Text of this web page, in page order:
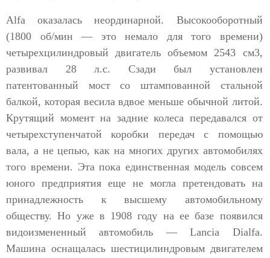
Alfa оказалась неординарной. Высокооборотный
(1800 об/мин — это немало для того времени)
четырехцилиндровый двигатель объемом 2543 см3,
развивал 28 л.с. Сзади был установлен
патентованный мост со штампованной стальной
балкой, которая весила вдвое меньше обычной литой.
Крутящий момент на задние колеса передавался от
четырехступенчатой коробки передач с помощью
вала, а не цепью, как на многих других автомобилях
того времени. Эта пока единственная модель совсем
юного предприятия еще не могла претендовать на
принадлежность к высшему автомобильному
обществу. Но уже в 1908 году на ее базе появился
видоизмененный автомобиль — Lancia Dialfa.
Машина оснащалась шестицилиндровым двигателем